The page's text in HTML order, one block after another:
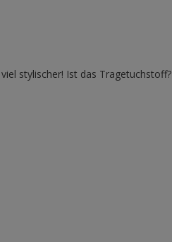
stylischer! Ist das Tragetuchstoff?